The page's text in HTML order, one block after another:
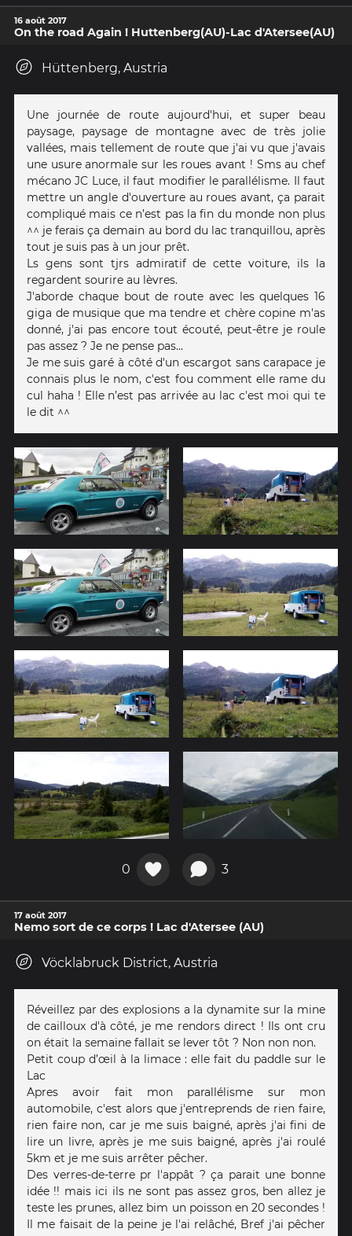
16 août 2017
On the road Again ! Huttenberg(AU)-Lac d'Atersee(AU)
Hüttenberg, Austria
Une journée de route aujourd'hui, et super beau
paysage, paysage de montagne avec de très jolie
vallées, mais tellement de route que j'ai vu que j'avais
une usure anormale sur les roues avant ! Sms au chef
mécano JC Luce, il faut modifier le parallélisme. Il faut
mettre un angle d'ouverture au roues avant, ça parait
compliqué mais ce n’est pas la fin du monde non plus
^^ je ferais ça demain au bord du lac tranquillou, après
tout je suis pas à un jour prêt.
Ls gens sont tjrs admiratif de cette voiture, ils la
regardent sourire au lèvres.
J'aborde chaque bout de route avec les quelques 16
giga de musique que ma tendre et chère copine m'as
donné, j'ai pas encore tout écouté, peut-être je roule
pas assez ? Je ne pense pas...
Je me suis garé à côté d'un escargot sans carapace je
connais plus le nom, c'est fou comment elle rame du
cul haha ! Elle n’est pas arrivée au lac c'est moi qui te
le dit ^^
0 3
17 août 2017
Nemo sort de ce corps ! Lac d'Atersee (AU)
Vöcklabruck District, Austria
Réveillez par des explosions a la dynamite sur la mine
de cailloux d'à côté, je me rendors direct ! Ils ont cru
on était la semaine fallait se lever tôt ? Non non non.
Petit coup d’œil à la limace : elle fait du paddle sur le
Lac
Apres avoir fait mon parallélisme sur mon
automobile, c'est alors que j'entreprends de rien faire,
rien faire non, car je me suis baigné, après j'ai fini de
lire un livre, après je me suis baigné, après j'ai roulé
5km et je me suis arrêter pêcher.
Des verres-de-terre pr l'appât ? ça parait une bonne
idée !! mais ici ils ne sont pas assez gros, ben allez je
teste les prunes, allez bim un poisson en 20 secondes !
Il me faisait de la peine je l'ai relâché, Bref j'ai pêcher